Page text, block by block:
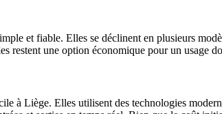
et fiable. Elles se déclinent en plusieurs
restent une option économique pour un usage
à Liège. Elles utilisent des technologies